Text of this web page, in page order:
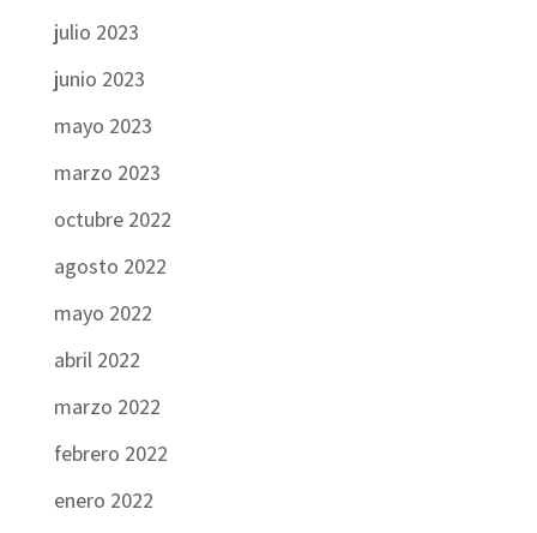
julio 2023
junio 2023
mayo 2023
marzo 2023
octubre 2022
agosto 2022
mayo 2022
abril 2022
marzo 2022
febrero 2022
enero 2022